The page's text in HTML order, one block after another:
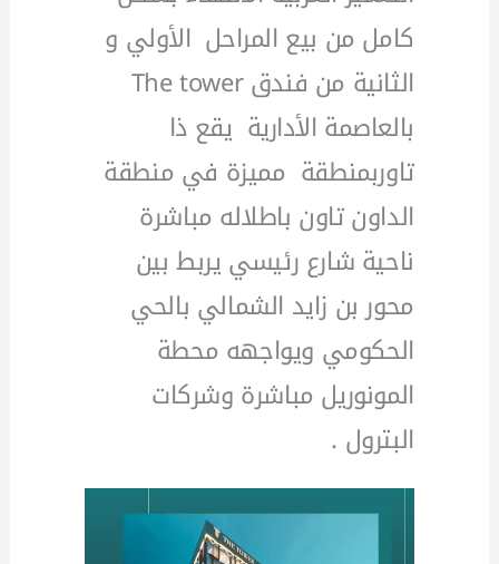
كامل من بيع المراحل الأولي و
الثانية من فندق The tower
بالعاصمة الأدارية يقع ذا
تاوربمنطقة مميزة في منطقة
الداون تاون باطلاله مباشرة
ناحية شارع رئيسي يربط بين
محور بن زايد الشمالي بالحي
الحكومي ويواجهه محطة
المونوريل مباشرة وشركات
البترول .